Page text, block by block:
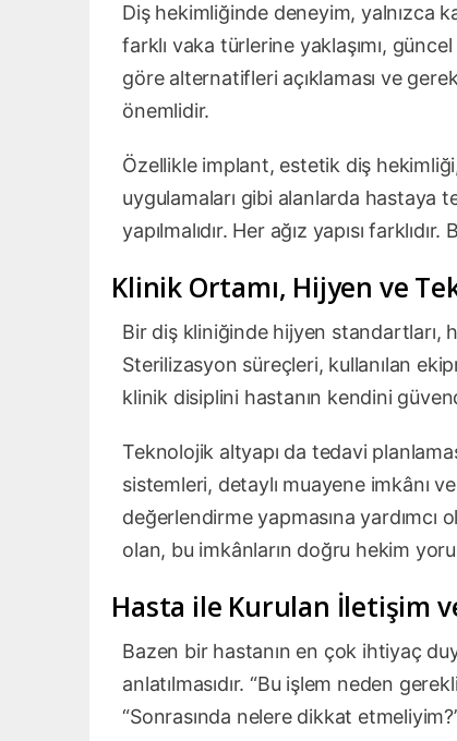
Diş hekimliğinde deneyim, yalnızca
farklı vaka türlerine yaklaşımı,
göre alternatifleri açıklaması ve
önemlidir.
Özellikle implant, estetik diş
uygulamaları gibi alanlarda hastaya
yapılmalıdır. Her ağız yapısı
Klinik Ortamı, Hijyen ve
Bir diş kliniğinde hijyen standartları,
Sterilizasyon süreçleri, kullanılan
klinik disiplini hastanın kendini
Teknolojik altyapı da tedavi
sistemleri, detaylı muayene imkânı
değerlendirme yapmasına
olan, bu imkânların doğru hekim
Hasta ile Kurulan İletişim
Bazen bir hastanın en çok ihtiyaç
anlatılmasıdır. “Bu işlem neden
“Sonrasında nelere dikkat